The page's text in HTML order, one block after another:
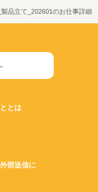
品立て_202601のお仕事詳細
とは
部送信に